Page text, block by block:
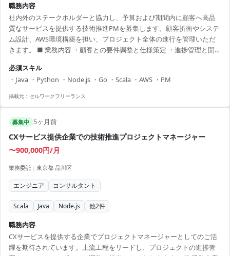
職務内容
社内外のステークホルダーと協力し、予算および期間内に顧客へ高品
質なサービスを提供する技術推進PMを募集します。顧客折衝やシステ
ム設計、AWS環境構築を担い、プロジェクト全体の進行を管理いただ
きます。 ■ 業務内容 ・顧客との要件調整と仕様策定 ・進捗管理と開発
とカスタマイズ対応 【アピールポイント】 ・リモートと出社を組み合
わせた柔軟な働き方 ・多様な言語での開発経験を活かせる環境 ・異文
化での仕事を通じた自己成長のチャンス ・技術的な専門性を活かし、
必須スキル
・Java ・Python ・Node.js ・Go ・Scala ・AWS ・PM
掲載元： セルワークフリーランス
募集中 5ヶ月前
CXサービス提供企業での技術推進プロジェクトマネージャー
〜900,000円/月
業務委託 | 東京都 品川区
エンジニア コンサルタント
Scala Java Node.js 他2件
職務内容
CXサービスを提供する企業でプロジェクトマネージャーとしてのご活
躍を期待されています。上流工程をリードし、プロジェクトの進捗管